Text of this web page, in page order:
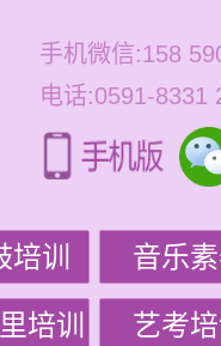
手机微信:158
电话:0591-8331
训 音乐
培训 艺考培